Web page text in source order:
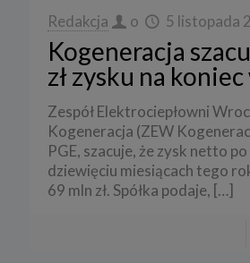
Redakcja o 5 listopada
Kogeneracja
zł zysku na
Zespół Elektrociepłowni
Kogeneracja (ZEW
PGE, szacuje, że zysk netto
dziewięciu miesiącach tego
69 mln zł. Spółka podaje, […]